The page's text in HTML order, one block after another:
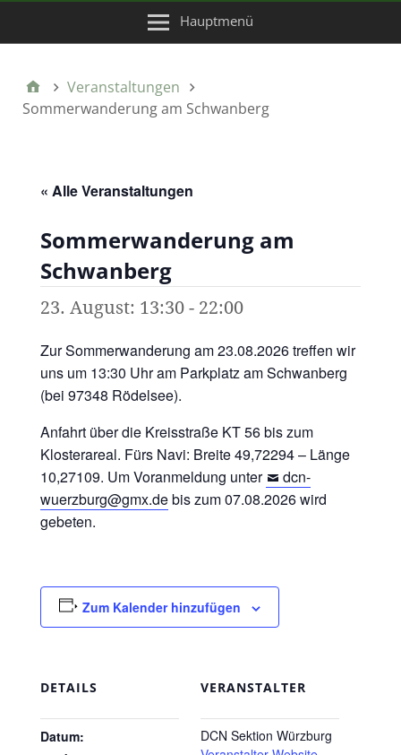
Hauptmenü
Veranstaltungen
Sommerwanderung am Schwanberg
« Alle Veranstaltungen
Sommerwanderung am
Schwanberg
23. August: 13:30 - 22:00
Zur Sommerwanderung am 23.08.2026 treffen wir
uns um 13:30 Uhr am Parkplatz am Schwanberg
(bei 97348 Rödelsee).
Anfahrt über die Kreisstraße KT 56 bis zum
Klosterareal. Fürs Navi: Breite 49,72294 – Länge
10,27109. Um Voranmeldung unter
dcn-
wuerzburg@gmx.debis zum 07.08.2026 wird
gebeten.
Zum Kalender hinzufügen
DETAILS
Datum:
VERANSTALTER
DCN Sektion Würzburg